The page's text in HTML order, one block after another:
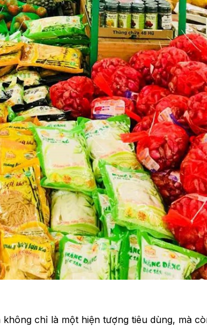
chỉ là một hiện tượng tiêu dùng, mà